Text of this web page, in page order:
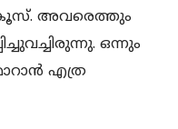
അവരെത്തും
ഒന്നും
എത്ര